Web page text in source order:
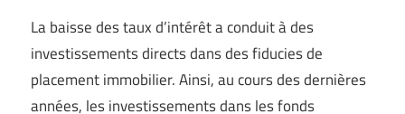
La baisse des taux d’intérêt a conduit à des
investissements directs dans des fiducies de
placement immobilier. Ainsi, au cours des dernières
années, les investissements dans les fonds